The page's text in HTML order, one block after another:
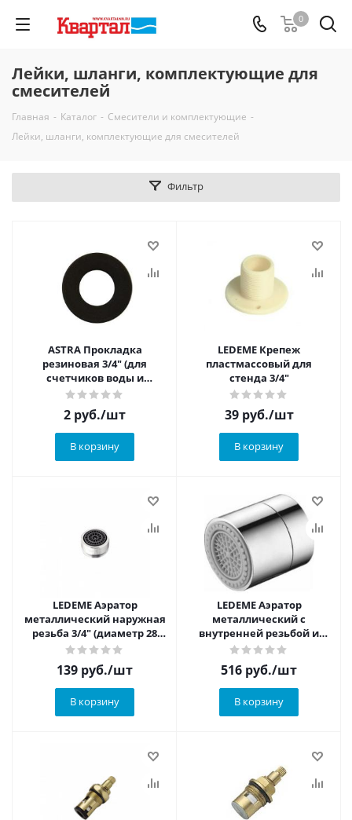
0
Лейки, шланги, комплектующие для
смесителей
Главная - Каталог - Смесители и комплектующие -
Лейки, шланги, комплектующие для смесителей
Фильтр
ASTRA Прокладка
резиновая 3/4" (для
счетчиков воды и
подключения смесителя)
2 руб./шт
В корзину
LEDEME Крепеж
пластмассовый для
стенда 3/4"
39руб./шт
В корзину
LEDEME Аэратор
металлический наружная
резьба 3/4" (диаметр 28
мм)
139 руб./шт
В корзину
LEDEME Аэратор
металлический с
внутренней резьбой и
функцией регулирования
расхода воды
516 руб./шт
В корзину